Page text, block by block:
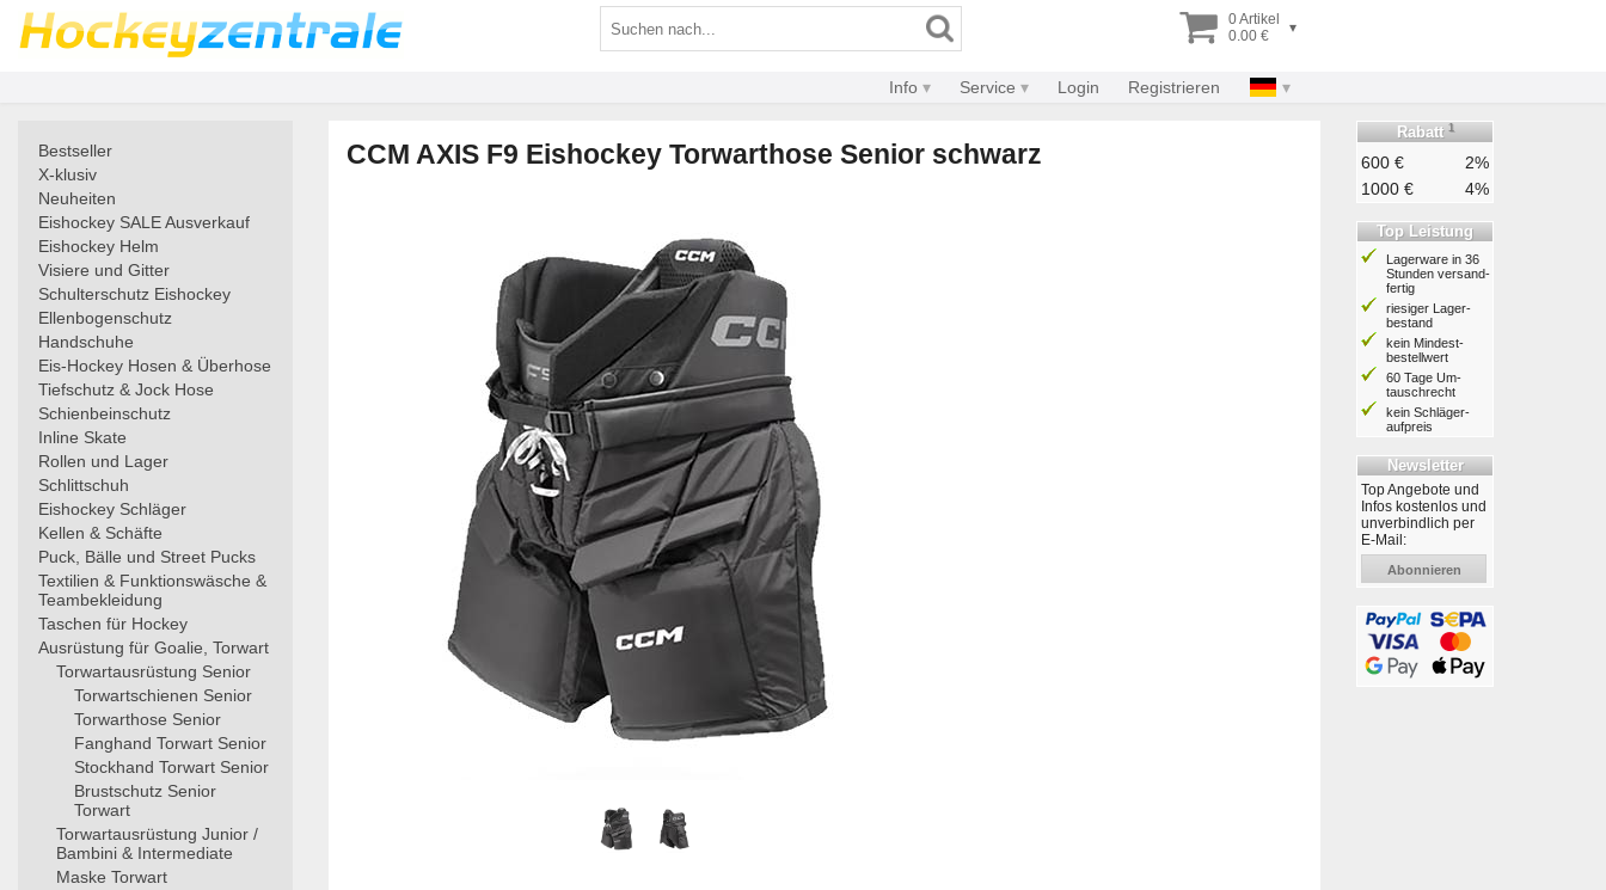
0 Artikel
0.00 €
▾
Info Service Login Registrieren
Bestseller
X-klusiv
Neuheiten
Eishockey SALE Ausverkauf
Eishockey Helm
Visiere und Gitter
Schulterschutz Eishockey
Ellenbogenschutz
Handschuhe
Eis-Hockey Hosen & Überhose
Tiefschutz & Jock Hose
Schienbeinschutz
Inline Skate
Rollen und Lager
Schlittschuh
Eishockey Schläger
Kellen & Schäfte
Puck, Bälle und Street Pucks
Textilien & Funktionswäsche &
Teambekleidung
Taschen für Hockey
Ausrüstung für Goalie, Torwart
Torwartausrüstung Senior
Torwartschienen Senior
Torwarthose Senior
Fanghand Torwart Senior
Stockhand Torwart Senior
Brustschutz Senior
Torwart
Torwartausrüstung Junior /
Bambini & Intermediate
Maske Torwart
CCM AXIS F9 Eishockey Torwarthose Senior schwarz
Rabatt 1
600 €
2%
1000 €
4%
Top Leistung
Lagerware in 36
Stunden ver­sand­
fertig
riesiger Lager­
bestand
kein Mindest­
bestell­wert
60 Tage Um­
tausch­recht
kein Schläger­
aufpreis
Newsletter
Top Angebote und
Infos kostenlos und
unverbindlich per
E-Mail:
Abonnieren